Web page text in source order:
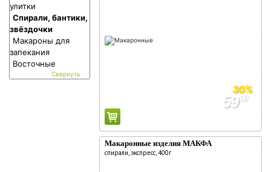
Социальные карты
О доставке
Дисконтные карты
Вход в личный кабинет
Регистрация дисконтной карты
Условия использования фишек
улитки
Спирали, бантики,
звёздочки
Макароны для
запекания
Восточные
30%
5990
Макаронные изделия МАКФА
спирали, экспресс, 400г